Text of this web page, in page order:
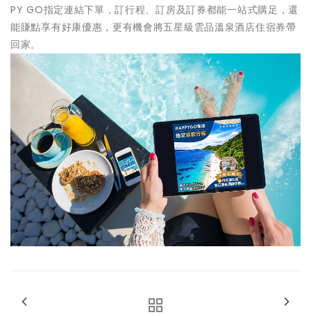
PY GO指定連結下單，訂行程、訂房及訂券都能一站式購足，還
能賺點享有好康優惠，更有機會將五星級雲品溫泉酒店住宿券帶
回家。